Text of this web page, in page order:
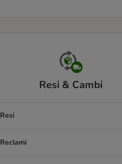
Resi & Cambi
Resi
Reclami